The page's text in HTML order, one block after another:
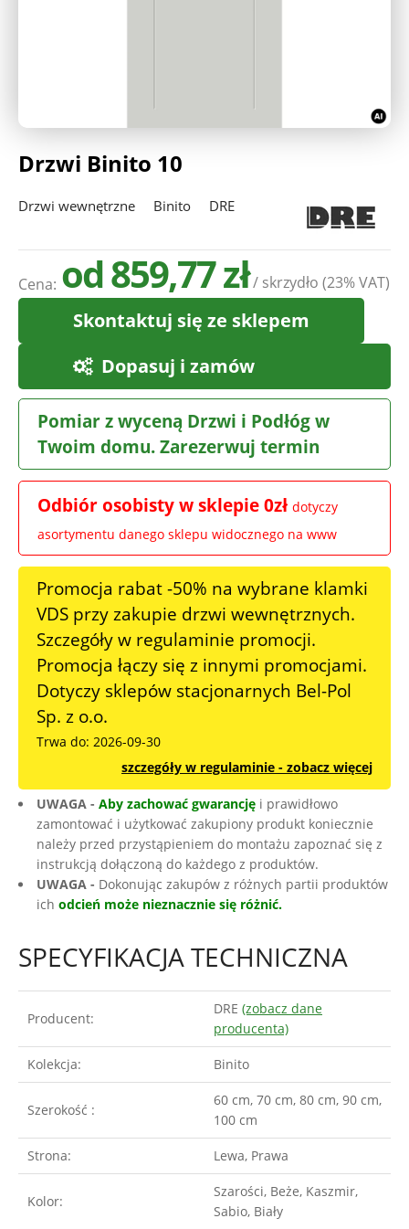
Drzwi Binito 10
Drzwi wewnętrzne Binito DRE
Cena: od 859,77 zł/ skrzydło (23% VAT)
Skontaktuj się ze sklepem
Dopasuj i zamów
Pomiar z wyceną Drzwi i Podłóg w
Twoim domu. Zarezerwuj termin
Odbiór osobisty w sklepie 0zł dotyczy
asortymentu danego sklepu widocznego na www
Promocja rabat -50% na wybrane klamki
VDS przy zakupie drzwi wewnętrznych.
Szczegóły w regulaminie promocji.
Promocja łączy się z innymi promocjami.
Dotyczy sklepów stacjonarnych Bel-Pol
Sp. z o.o.
Trwa do: 2026-09-30
szczegóły w regulaminie - zobacz więcej
UWAGA - Aby zachować gwarancję i prawidłowo
zamontować i użytkować zakupiony produkt koniecznie
należy przed przystąpieniem do montażu zapoznać się z
instrukcją dołączoną do każdego z produktów.
UWAGA - Dokonując zakupów z różnych partii produktów
ich odcień może nieznacznie się różnić.
SPECYFIKACJA TECHNICZNA
Producent:
DRE (zobacz dane
producenta)
Kolekcja: Binito
Szerokość :
60 cm, 70 cm, 80 cm, 90 cm,
100 cm
Strona: Lewa, Prawa
Kolor:
Szarości, Beże, Kaszmir,
Sabio, Biały